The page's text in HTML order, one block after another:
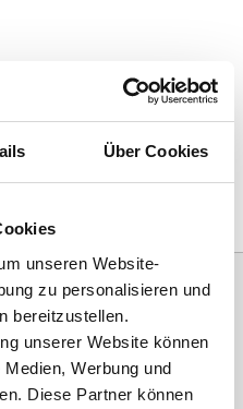
Über Cookies
unseren Website-
zu personalisieren und
bereitzustellen.
unserer Website können
Werbung und
Diese Partner können